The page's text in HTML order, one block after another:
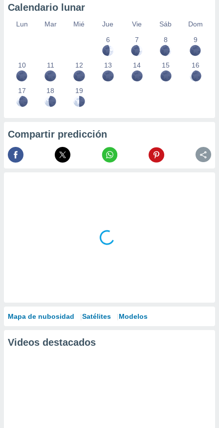
Calendario lunar
Lun Mar Mié Jue Vie Sáb
Dom
6
7 8 9
10 11 12 13 14 15 16
17 18 19
Compartir predicción
Mapa de nubosidad Satélites Modelos
Videos destacados